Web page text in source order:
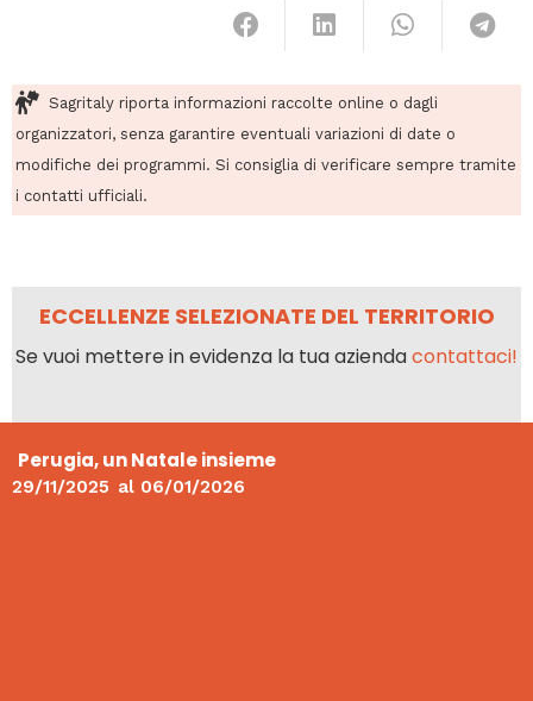
Sagritaly riporta informazioni raccolte online o dagli
organizzatori, senza garantire eventuali variazioni di date o
modifiche dei programmi. Si consiglia di verificare sempre tramite
i contatti ufficiali.
ECCELLENZE SELEZIONATE DEL TERRITORIO
Se vuoi mettere in evidenza la tua aziendacontattaci!
Perugia, un Natale insieme
29/11/2025 al 06/01/2026